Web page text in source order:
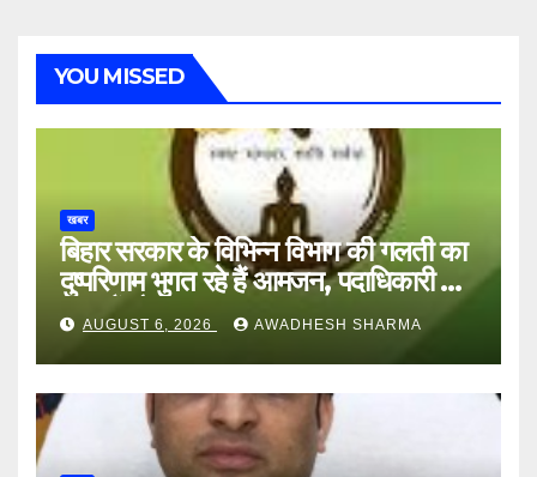
YOU MISSED
खबर
बिहार सरकार के विभिन्न विभाग की गलती का
दुष्परिणाम भुगत रहे हैं आमजन, पदाधिकारी और
अन्य हैं मौन
AUGUST 6, 2026 AWADHESH SHARMA